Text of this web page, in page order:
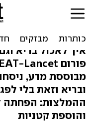
דיאטת
שעושה טוב
איך לאכול בריא
מבוססת מדע,
ובריא וזאת בלי
ההמלצות: הפחתה
והוספת קטניות